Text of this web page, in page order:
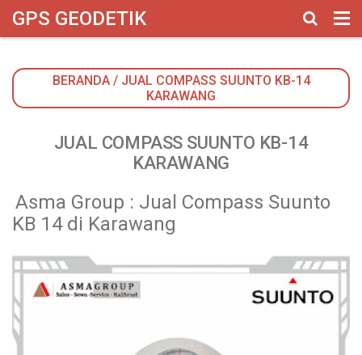
google-site-verification: googlebbbed846b170f625.html
GPS GEODETIK
BERANDA/ JUAL COMPASS SUUNTO KB-14
KARAWANG
JUAL COMPASS SUUNTO KB-14
KARAWANG
Asma Group : Jual Compass Suunto
KB 14 di Karawang